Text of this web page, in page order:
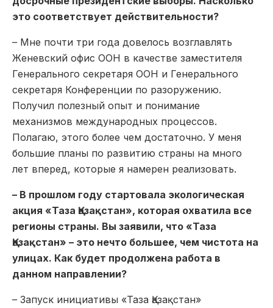
это соответствует действительности?
– Мне почти три года довелось возглавлять
Женевский офис ООН в качестве заместителя
Генерального секретаря ООН и Генерального
секретаря Конференции по разоружению.
Получил полезный опыт и понимание
механизмов международных процессов.
Полагаю, этого более чем достаточно. У меня
большие планы по развитию страны на много
лет вперед, которые я намерен реализовать.
– В прошлом году стартовала экологическая
акция «Таза Қазақстан», которая охватила все
регионы страны. Вы заявили, что «Таза
Қазақстан» – это нечто большее, чем чистота на
улицах. Как будет продолжена работа в
данном направлении?
– Запуск инициативы «Таза Қазақстан»